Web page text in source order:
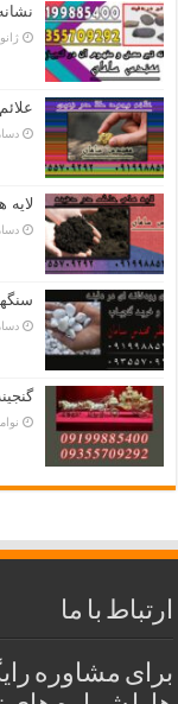
ژانویه
دسامبر
دسامبر
دسامبر
نوامبر
ارتباط با ما
برای مشاوره